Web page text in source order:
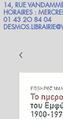
14, RUE
HORAIRES :
01 43 2O 84 04